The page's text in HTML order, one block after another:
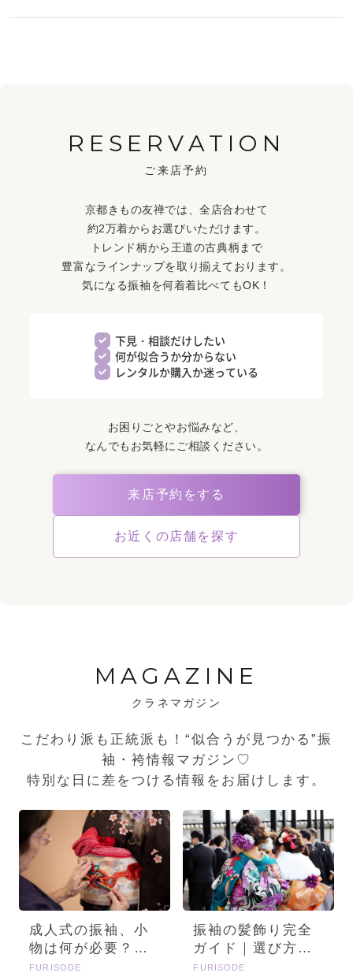
RESERVATION
ご来店予約
京都きもの友禅では、全店合わせて
約2万着からお選びいただけます。
トレンド柄から王道の古典柄まで
豊富なラインナップを取り揃えております。
気になる振袖を何着着比べてもOK！
下見・相談だけしたい
何が似合うか分からない
レンタルか購入か迷っている
お困りごとやお悩みなど、
なんでもお気軽にご相談ください。
来店予約をする
お近くの店舗を探す
MAGAZINE
クラネマガジン
こだわり派も正統派も！“似合うが見つかる”振
袖・袴情報マガジン♡
特別な日に差をつける情報をお届けします。
成人式の振袖、小
物は何が必要？画
像とセットで詳し
FURISODE
振袖の髪飾り完全
ガイド｜選び方・
種類・トレンドを
FURISODE